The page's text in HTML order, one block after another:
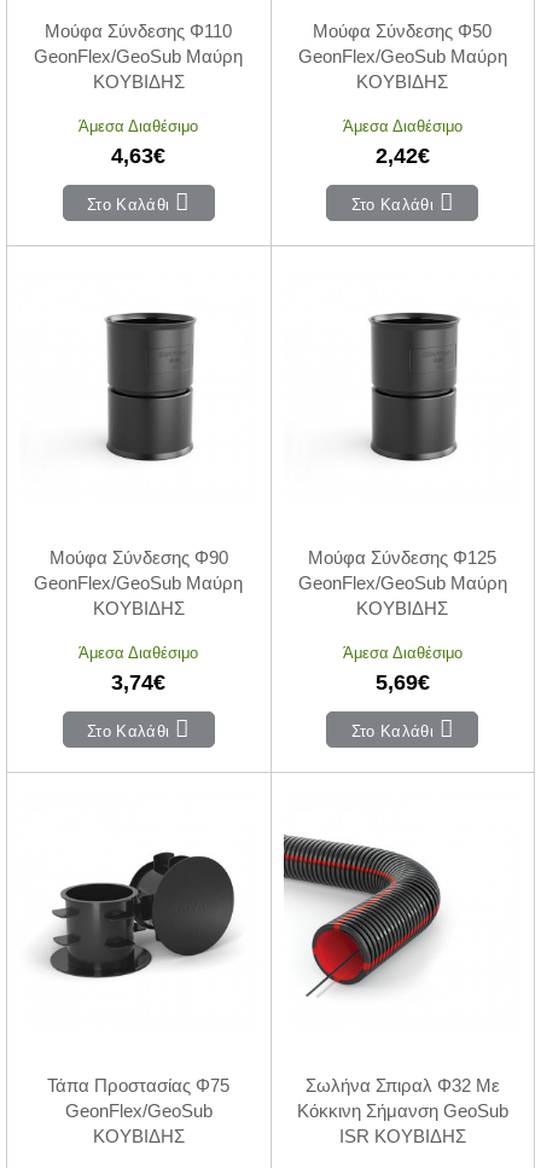
Μούφα Σύνδεσης Φ110
GeonFlex/GeoSub Μαύρη
ΚΟΥΒΙΔΗΣ
Άμεσα Διαθέσιμο
4,63€
Στο Καλάθι
Μούφα Σύνδεσης Φ50
GeonFlex/GeoSub Μαύρη
ΚΟΥΒΙΔΗΣ
Άμεσα Διαθέσιμο
2,42€
Στο Καλάθι
Μούφα Σύνδεσης Φ90
GeonFlex/GeoSub Μαύρη
ΚΟΥΒΙΔΗΣ
Άμεσα Διαθέσιμο
3,74€
Στο Καλάθι
Μούφα Σύνδεσης Φ125
GeonFlex/GeoSub Μαύρη
ΚΟΥΒΙΔΗΣ
Άμεσα Διαθέσιμο
5,69€
Στο Καλάθι
Τάπα Προστασίας Φ75
GeonFlex/GeoSub
ΚΟΥΒΙΔΗΣ
Σωλήνα Σπιραλ Φ32 Με
Κόκκινη Σήμανση GeoSub
ISR ΚΟΥΒΙΔΗΣ